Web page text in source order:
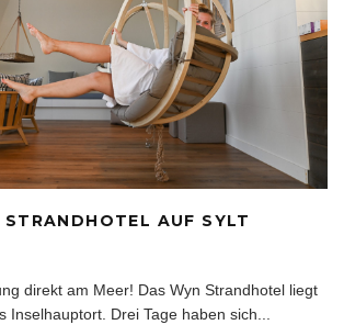
AUF SYLT
direkt am Meer! Das Wyn Strandhotel liegt
Inselhauptort. Drei Tage haben sich